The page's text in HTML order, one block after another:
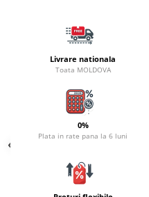
Pescuit la rapitor
Lansete la rapitor
Mulinete la rapitor
Carlige la rapitor
Greutati la rapitor
Naluci
Monturi rapitor
Forfaci la rapitor
Livrare nationala
Toata MOLDOVA
0%
Plata in rate pana la 6 luni